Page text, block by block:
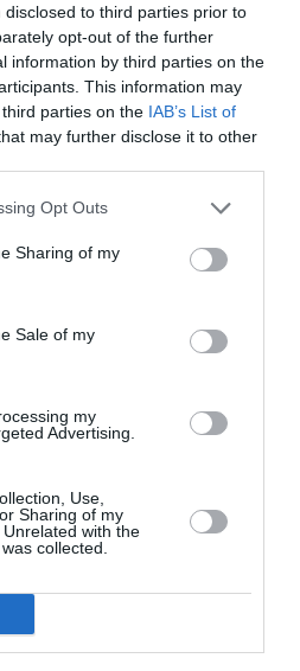
to third parties prior to
opt-out of the further
information by third parties on the
This information may
parties on the IAB’s List of
may further disclose it to other
Opt Outs
Sharing of my
Sale of my
my
Advertising.
Use,
Sharing of my
with the
collected.
fusese închisă de sovietici
eu copil era un templu
fascina doar ca un vestigiu al
curtea ei creşteau
o capră cu ochi
viaţa mea dacă ascultam
cu părul curgându-i într-o
nu e în ceruri, ci
ascunde într-un zâmbet, într-
muzicală. Ieşind din
pe mine aceste erezii.
nu m-a lăsat în pace. În
a scos din casă şi m-a
să intru în vechea
lângă care trecusem mai
fără să simt vreun minim